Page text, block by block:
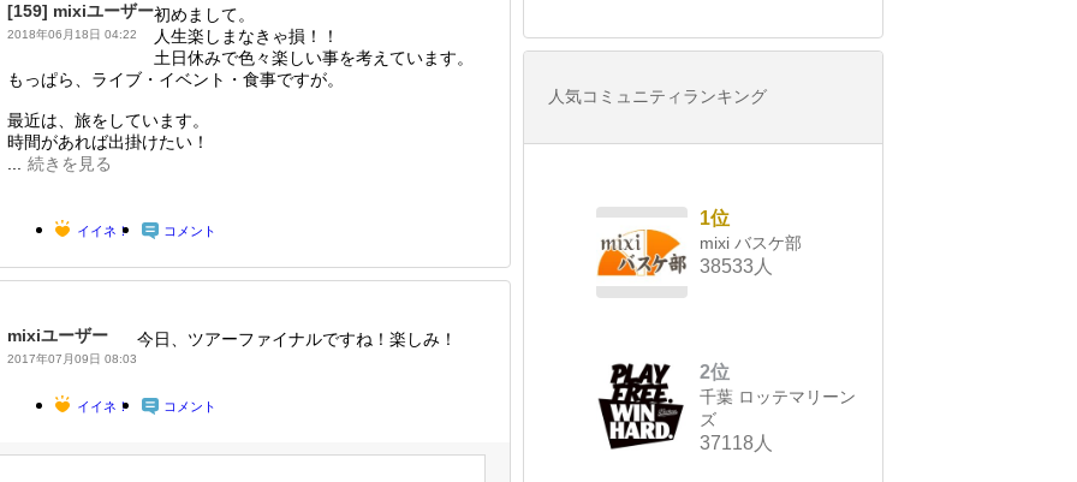
[159] mixiユーザー
2018年06月18日 04:22
初めまして。
人生楽しまなきゃ損！！
土日休みで色々楽しい事を考えています。
もっぱら、ライブ・イベント・食事ですが。
最近は、旅をしています。
時間があれば出掛けたい！
続きを見る
イイネ！ コメント
mixiユーザー
2017年07月09日 08:03
今日、ツアーファイナルですね！楽しみ！
イイネ！ コメント
人気コミュニティランキング
1位
mixi バスケ部
38533人
2位
千葉 ロッテマリーン
ズ
37118人